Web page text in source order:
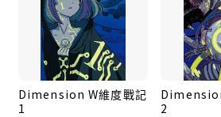
Dimension W維度戰記
1
2